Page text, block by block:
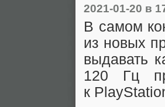
2021-01-20 в
В самом
из новых
выдавать
120 Гц
к